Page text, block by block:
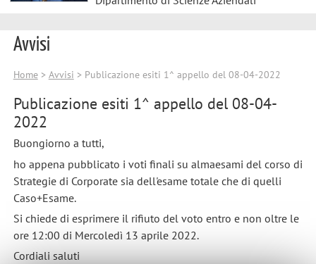
Avvisi
Home> Avvisi > Publicazione esiti 1^ appello del 08-04-2022
Publicazione esiti 1^ appello del 08-04-
2022
Buongiorno a tutti,
ho appena pubblicato i voti finali su almaesami del corso di
Strategie di Corporate sia dell'esame totale che di quelli
Caso+Esame.
Si chiede di esprimere il rifiuto del voto entro e non oltre le
ore 12:00 di Mercoledì 13 aprile 2022.
Cordiali saluti